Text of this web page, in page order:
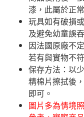
漆，此屬於正
玩具如有破損
及避免幼童誤
因法國原廠不
若有與實物不
保存方法：以
精棉片擦拭後
即可。
圖片多為情境